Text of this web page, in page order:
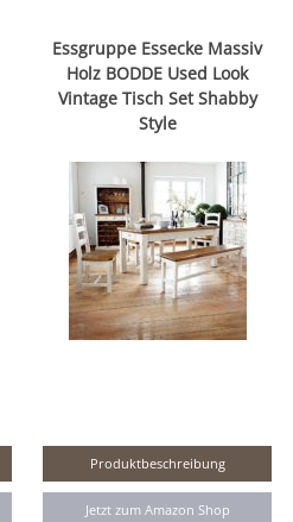
Essgruppe Essecke Massiv
Holz BODDE Used Look
Vintage Tisch Set Shabby
Style
Produktbeschreibung
Jetzt zum Amazon Shop